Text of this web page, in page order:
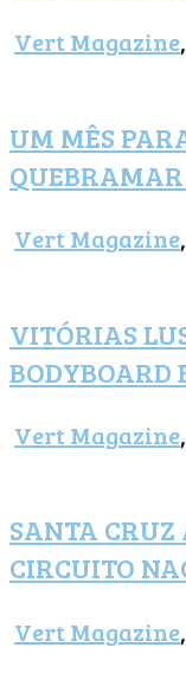
Vert Magazine,
UM MÊS
Vert Magazine,
VITÓRIAS
BODYBOARD
Vert Magazine,
SANTA CRUZ
CIRCUITO
Vert Magazine,